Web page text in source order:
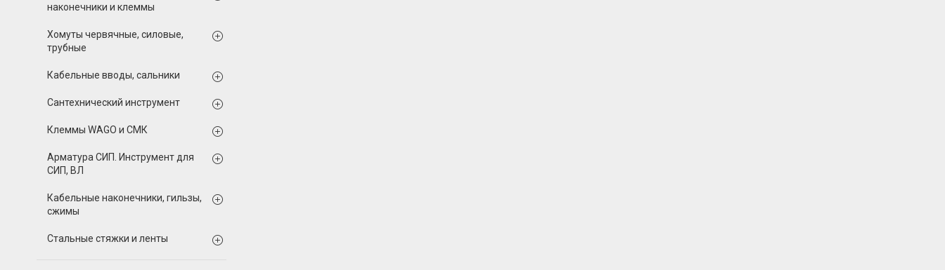
наконечники и клеммы
Хомуты червячные, силовые,
трубные
Кабельные вводы, сальники
Сантехнический инструмент
Клеммы WAGO и СМК
Арматура СИП. Инструмент для
СИП, ВЛ
Кабельные наконечники, гильзы,
сжимы
Стальные стяжки и ленты